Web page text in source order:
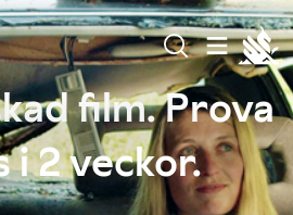
film. Prova
2 veckor.